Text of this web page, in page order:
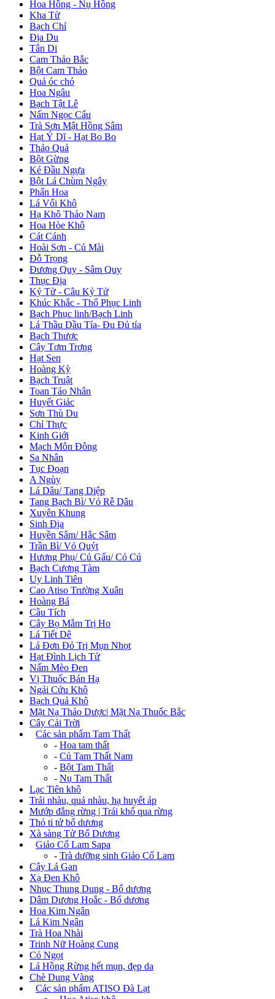
Hoa Hồng - Nụ Hồng
Kha Tử
Bạch Chỉ
Địa Du
Tân Di
Cam Thảo Bắc
Bột Cam Thảo
Quả óc chó
Hoa Ngâu
Bạch Tật Lê
Nấm Ngọc Cẩu
Trà Sơn Mật Hồng Sâm
Hạt Ý Dĩ - Hạt Bo Bo
Thảo Quả
Bột Gừng
Ké Đầu Ngựa
Bột Lá Chùm Ngây
Phấn Hoa
Lá Vối Khô
Hạ Khô Thảo Nam
Hoa Hòe Khô
Cát Cánh
Hoài Sơn - Củ Mài
Đỗ Trọng
Đương Quy - Sâm Quy
Thục Địa
Kỷ Tử - Câu Kỷ Tử
Khúc Khắc - Thổ Phục Linh
Bạch Phục linh/Bạch Linh
Lá Thầu Dầu Tía- Đu Đủ tía
Bạch Thược
Cây Tơm Trơng
Hạt Sen
Hoàng Kỳ
Bạch Truật
Toan Táo Nhân
Huyết Giác
Sơn Thù Du
Chỉ Thực
Kinh Giới
Mạch Môn Đông
Sa Nhân
Tục Đoạn
A Ngùy
Lá Dâu/ Tang Diệp
Tang Bạch Bì/ Vỏ Rễ Dâu
Xuyên Khung
Sinh Địa
Huyền Sâm/ Hắc Sâm
Trần Bì/ Vỏ Quýt
Hương Phụ/ Củ Gấu/ Cỏ Cú
Bạch Cương Tàm
Uy Linh Tiên
Cao Atiso Trường Xuân
Hoàng Bá
Cầu Tích
Cây Bọ Mắm Trị Ho
Lá Tiết Dê
Lá Đơn Đỏ Trị Mụn Nhọt
Hạt Đình Lịch Tử
Nấm Mèo Đen
Vị Thuốc Bán Hạ
Ngải Cứu Khô
Bạch Quả Khô
Mặt Nạ Thảo Dược| Mặt Nạ Thuốc Bắc
Cây Cải Trời
Các sản phẩm Tam Thất
- Hoa tam thất
- Củ Tam Thất Nam
- Bột Tam Thất
- Nụ Tam Thất
Lạc Tiên khô
Trái nhàu, quả nhàu, hạ huyết áp
Mướp đắng rừng | Trái khổ qua rừng
Thỏ ti tử bổ dương
Xà sàng Tử Bổ Dương
Giảo Cổ Lam Sapa
- Trà dưỡng sinh Giảo Cổ Lam
Cây Lá Gan
Xạ Đen Khô
Nhục Thung Dung - Bổ dương
Dâm Dương Hoắc - Bổ dương
Hoa Kim Ngân
Lá Kim Ngân
Trà Hoa Nhài
Trinh Nữ Hoàng Cung
Cỏ Ngọt
Lá Hồng Rừng hết mụn, đẹp da
Chè Dung Vàng
Các sản phẩm ATISO Đà Lạt